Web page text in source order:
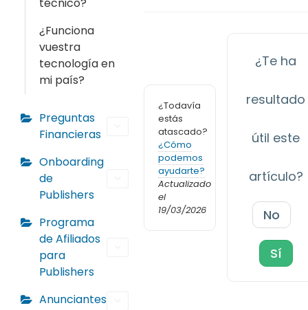
¿Funciona
vuestra
tecnología en
mi país?
Preguntas
Financieras
Onboarding
de
Publishers
Programa
de Afiliados
para
Publishers
Anunciantes
¿Todavía
estás
atascado?
¿Cómo
podemos
ayudarte?
Actualizado
el
19/03/2026
¿Te ha
resultado
útil este
artículo?
No
Sí